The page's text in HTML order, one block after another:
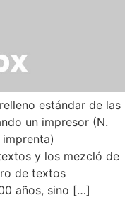
estándar de las
un impresor (N.
y los mezcló de
de textos
años, sino […]